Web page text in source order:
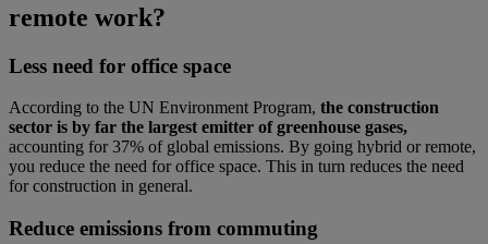
remote work?
Less need for office space
According to the UN Environment Program, the construction
sector is by far the largest emitter of greenhouse gases,
accounting for 37% of global emissions. By going hybrid or remote,
you reduce the need for office space. This in turn reduces the need
for construction in general.
Reduce emissions from commuting